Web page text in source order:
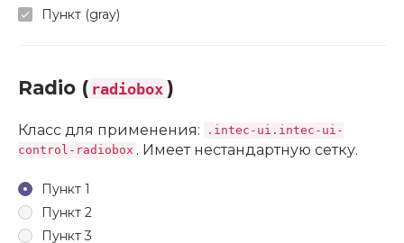
Пункт (gray)
Radio ( radiobox )
Класс для применения:
.intec-ui.intec-ui-
control-radiobox . Имеет нестандартную сетку.
Пункт 1
Пункт 2
Пункт 3